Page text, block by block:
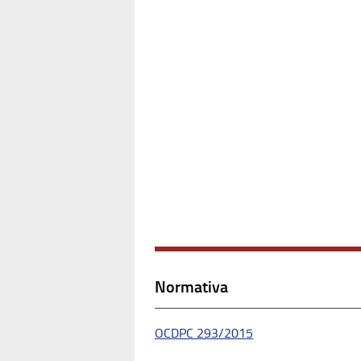
Normativa
OCDPC 293/2015